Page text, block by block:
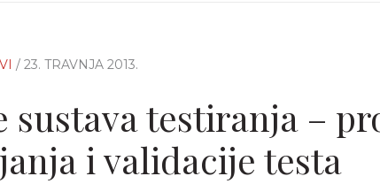
/ 23. TRAVNJA 2013.
sustava testiranja –
i validacije testa